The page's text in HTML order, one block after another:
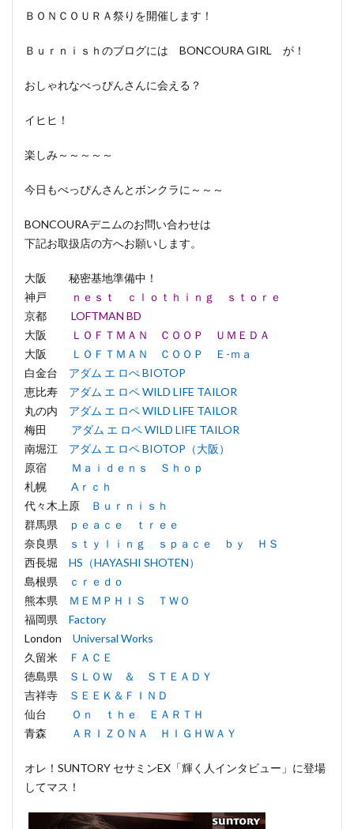
ＢＯＮＣＯＵＲＡ祭りを開催します！
Ｂｕｒｎｉｓｈのブログには BONCOURA GIRL が！
おしゃれなべっぴんさんに会える？
イヒヒ！
楽しみ～～～～～
今日もべっぴんさんとボンクラに～～～
BONCOURAデニムのお問い合わせは
下記お取扱店の方へお願いします。
大阪 秘密基地準備中！
神戸
ｎｅｓｔ ｃｌｏｔｈｉｎｇ ｓｔｏｒｅ
京都 LOFTMAN BD
大阪
ＬＯＦＴＭＡＮ ＣＯＯＰ ＵＭＥＤＡ
大阪
ＬＯＦＴＭＡＮ ＣＯＯＰ Ｅ-ｍａ
白金台 アダム エ ロぺ BIOTOP
恵比寿 アダム エ ロペ WILD LIFE TAILOR
丸の内 アダム エ ロペ WILD LIFE TAILOR
梅田 アダム エ ロペ WILD LIFE TAILOR
南堀江 アダム エ ロペ BIOTOP（大阪）
原宿
Ｍａｉｄｅｎｓ Ｓｈｏｐ
札幌 Aｒｃｈ
代々木上原
Ｂｕｒｎｉｓｈ
群馬県
ｐｅａｃｅ ｔｒｅｅ
奈良県
ｓｔｙｌｉｎｇ ｓｐａｃｅ ｂｙ ＨＳ
西長堀 HS（HAYASHI SHOTEN）
島根県
ｃｒｅｄｏ
熊本県
ＭＥＭＰＨＩＳ ＴＷＯ
福岡県 Factory
London Universal Works
久留米
ＦＡＣＥ
徳島県
ＳＬＯＷ ＆ ＳＴＥＡＤＹ
吉祥寺
ＳＥＥＫ＆ＦＩＮＤ
仙台
Ｏｎ ｔｈｅ ＥＡＲＴＨ
青森
ＡＲＩＺＯＮＡ ＨＩＧＨＷＡＹ
オレ！SUNTORY セサミンEX「輝く人インタビュー」に登場
してマス！